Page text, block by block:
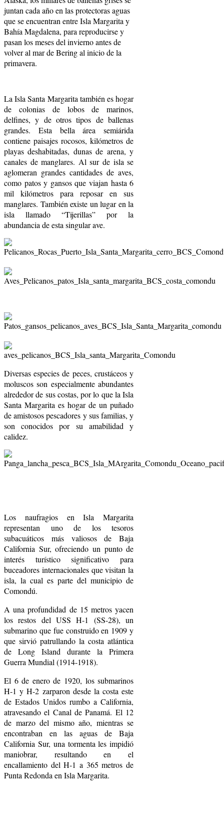
juntan cada año en las protectoras aguas
que se encuentran entre Isla Margarita y
Bahía Magdalena, para reproducirse y
pasan los meses del invierno antes de
volver al mar de Bering al inicio de la
primavera.
La Isla Santa Margarita también es hogar
de colonias de lobos de marinos,
delfines, y de otros tipos de ballenas
grandes. Esta bella área semiárida
contiene paisajes rocosos, kilómetros de
playas deshabitadas, dunas de arena, y
canales de manglares. Al sur de isla se
aglomeran grandes cantidades de aves,
como patos y gansos que viajan hasta 6
mil kilómetros para reposar en sus
manglares. También existe un lugar en la
isla llamado “Tijerillas” por la
abundancia de esta singular ave.
Diversas especies de peces, crustáceos y
moluscos son especialmente abundantes
alrededor de sus costas, por lo que la Isla
Santa Margarita es hogar de un puñado
de amistosos pescadores y sus familias, y
son conocidos por su amabilidad y
calidez.
Los naufragios en Isla Margarita
representan uno de los tesoros
subacuáticos más valiosos de Baja
California Sur, ofreciendo un punto de
interés turístico significativo para
buceadores internacionales que visitan la
isla, la cual es parte del municipio de
Comondú.
A una profundidad de 15 metros yacen
los restos del USS H-1 (SS-28), un
submarino que fue construido en 1909 y
que sirvió patrullando la costa atlántica
de Long Island durante la Primera
Guerra Mundial (1914-1918).
El 6 de enero de 1920, los submarinos
H-1 y H-2 zarparon desde la costa este
de Estados Unidos rumbo a California,
atravesando el Canal de Panamá. El 12
de marzo del mismo año, mientras se
encontraban en las aguas de Baja
California Sur, una tormenta les impidió
maniobrar, resultando en el
encallamiento del H-1 a 365 metros de
Punta Redonda en Isla Margarita.